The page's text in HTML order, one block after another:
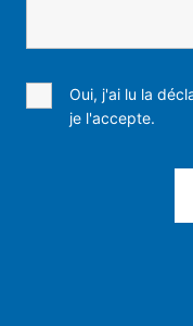
Oui, j'ai lu la
je l'accepte.